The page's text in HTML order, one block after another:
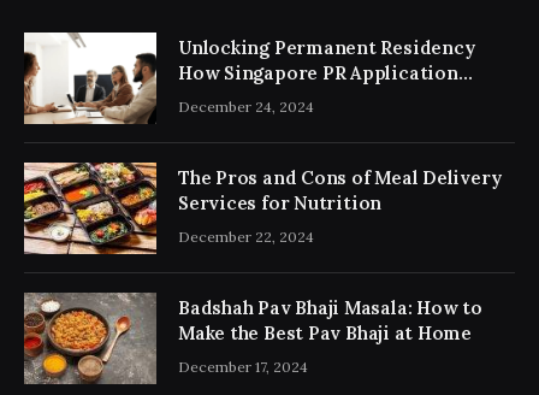
Unlocking Permanent Residency
How Singapore PR Application
Consultancy Simplifies the Process
December 24, 2024
The Pros and Cons of Meal Delivery
Services for Nutrition
December 22, 2024
Badshah Pav Bhaji Masala: How to
Make the Best Pav Bhaji at Home
December 17, 2024